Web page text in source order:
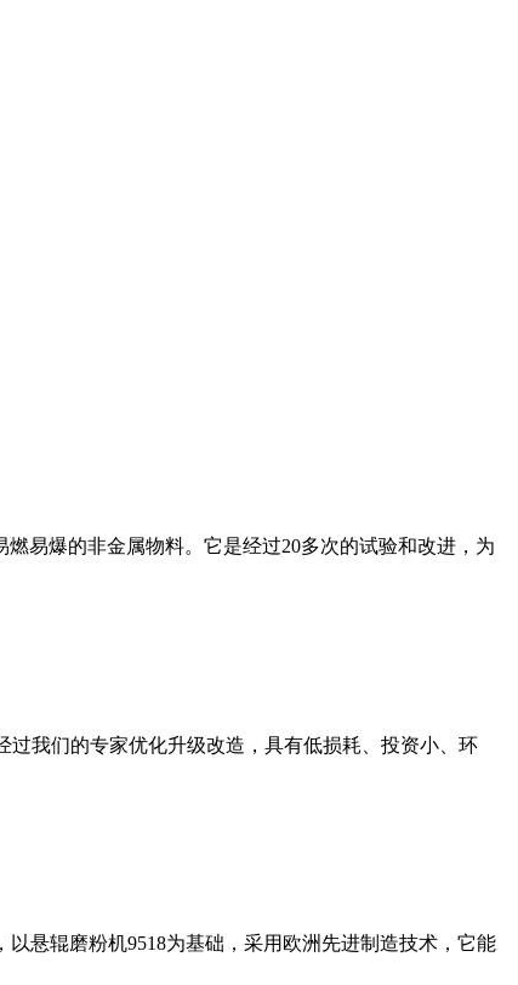
易爆的非金属物料。它是经过20多次的试验和改进，为
我们的专家优化升级改造，具有低损耗、投资小、环
悬辊磨粉机9518为基础，采用欧洲先进制造技术，它能